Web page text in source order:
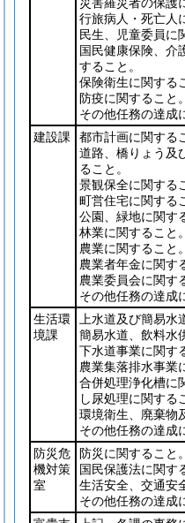
行旅病人・死亡人
民生、児童委員に
国民健康保険、介
すること。
保険衛生に関する
防疫に関すること。
その他任務の達成
建設課
都市計画に関する
道路、橋りょう及
ること。
景観保全に関する
町営住宅に関する
公園、緑地に関す
林業に関すること。
農業に関すること。
農業者年金に関す
農業委員会に関す
その他任務の達成
生活環
境課
上水道及び簡易水
簡易水道、飲料水
下水道事業に関す
農業集落排水事業
合併処理浄化槽に
し尿処理に関する
環境衛生、廃棄物
その他任務の達成
防災危
機対策
室
防災に関すること。
国民保護法に関す
生活安全、交通安
その他任務の達成